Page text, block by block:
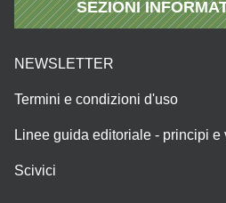
SEZIONI
NEWSLETTER
Termini e condizioni d'uso
Linee guida editoriale - principi e
Scivici